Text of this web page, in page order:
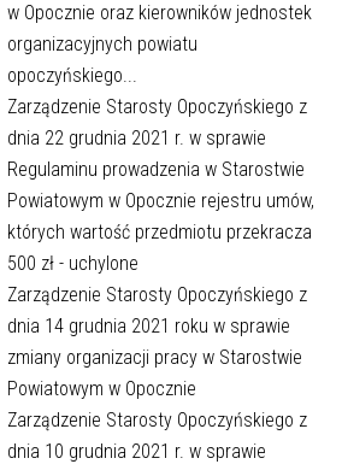
w Opocznie oraz kierowników jednostek
organizacyjnych powiatu
opoczyńskiego...
Zarządzenie Starosty Opoczyńskiego z
dnia 22 grudnia 2021 r. w sprawie
Regulaminu prowadzenia w Starostwie
Powiatowym w Opocznie rejestru umów,
których wartość przedmiotu przekracza
500 zł - uchylone
Zarządzenie Starosty Opoczyńskiego z
dnia 14 grudnia 2021 roku w sprawie
zmiany organizacji pracy w Starostwie
Powiatowym w Opocznie
Zarządzenie Starosty Opoczyńskiego z
dnia 10 grudnia 2021 r. w sprawie